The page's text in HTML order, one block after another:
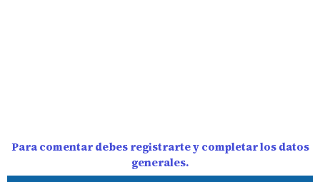
Para comentar debes registrarte y completar los datos
generales.